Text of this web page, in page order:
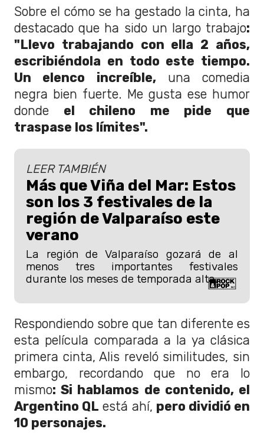
Sobre el cómo se ha gestado la cinta, ha
destacado que ha sido un largo trabajo:
"Llevo trabajando con ella 2 años,
escribiéndola en todo este tiempo.
Un elenco increíble,una comedia
negra bien fuerte. Me gusta ese humor
donde el chileno me pide que
traspase los límites".
LEER TAMBIÉN
Más que Viña del Mar: Estos
son los 3 festivales de la
región de Valparaíso este
verano
La región de Valparaíso gozará de al
menos tres importantes festivales
durante los meses de temporada alta.
Respondiendo sobre que tan diferente es
esta película comparada a la ya clásica
primera cinta, Alis reveló similitudes, sin
embargo, recordando que no era lo
mismo: Si hablamos de contenido, el
Argentino QL está ahí, pero dividió en
10 personajes.